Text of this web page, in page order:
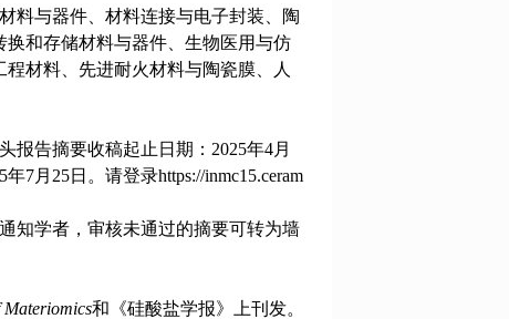
料与器件、材料连接与电子封装、陶
和存储材料与器件、生物医用与仿
材料、先进耐火材料与陶瓷膜、人
报告摘要收稿起止日期：2025年4月
7月25日。请登录https://inmc15.ceram
知学者，审核未通过的摘要可转为墙
和《硅酸盐学报》上刊发。